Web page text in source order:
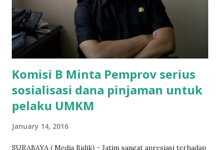
penarikan uang iuran untuk pembangunan gedung sekolah,
dibenarkan oleh Atika Fadhilah siswa kelas XI saat
diwawancarai. "Benar, bilangnya wajib Rp 1,5 juta dan waktu
terakh...
Komisi B Minta Pemprov serius
sosialisasi dana pinjaman untuk
pelaku UMKM
January 14, 2016
SURABAYA ( Media Bidik) - Jatim sangat apresiasi terhadap